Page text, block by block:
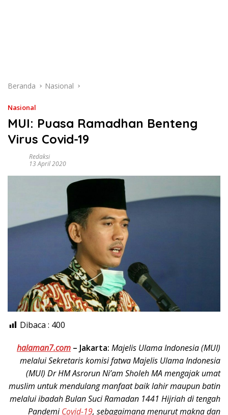
Beranda Nasional
Nasional
MUI: Puasa Ramadhan Benteng
Virus Covid-19
Redaksi
13 April 2020
Dibaca : 400
halaman7.com – Jakarta: Majelis Ulama Indonesia (MUI)
melalui Sekretaris komisi fatwa Majelis Ulama Indonesia
(MUI) Dr HM Asrorun Ni’am Sholeh MA mengajak umat
muslim untuk mendulang manfaat baik lahir maupun batin
melalui ibadah Bulan Suci Ramadan 1441 Hijriah di tengah
PandemiCovid-19, sebagaimana menurut makna dan